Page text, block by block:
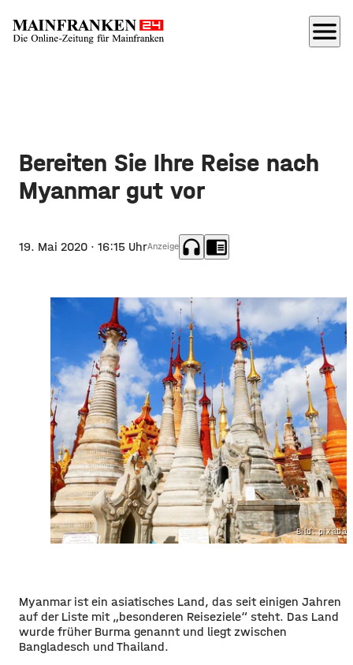
menu
Bereiten Sie Ihre Reise nach
Myanmar gut vor
19. Mai 2020 · 16:15 UhrAnzeige headphones chrome_reader_mode
Bild:
Myanmar ist ein asiatisches Land, das seit einigen Jahren
auf der Liste mit „besonderen Reiseziele“ steht. Das Land
wurde früher Burma genannt und liegt zwischen
Bangladesch und Thailand.